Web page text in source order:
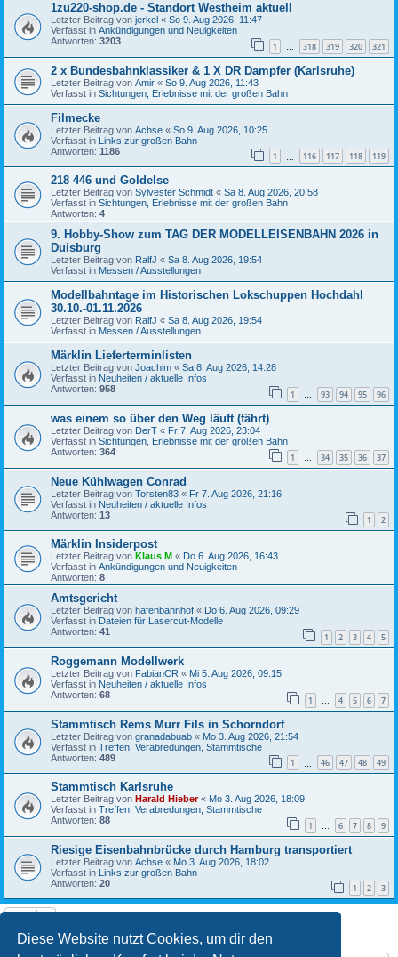
Diese Website nutzt Cookies, um dir den
1zu220-shop.de - Standort Westheim aktuell
Letzter Beitrag von jerkel « So 9. Aug 2026, 11:47
Verfasst in Ankündigungen und Neuigkeiten
Antworten: 3203 1 … 318 319 320 321
2 x Bundesbahnklassiker & 1 X DR Dampfer (Karlsruhe)
Letzter Beitrag von Amir « So 9. Aug 2026, 11:43
Verfasst in Sichtungen, Erlebnisse mit der großen Bahn
Filmecke
Letzter Beitrag von Achse « So 9. Aug 2026, 10:25
Verfasst in Links zur großen Bahn
Antworten: 1186 1 116 117 118 119
218 446 und Goldelse
Letzter Beitrag von Sylvester Schmidt « Sa 8. Aug 2026, 20:58
Verfasst in Sichtungen, Erlebnisse mit der großen Bahn
Antworten: 4
9. Hobby-Show zum TAG DER MODELLEISENBAHN 2026 in
Duisburg
Letzter Beitrag von RalfJ « Sa 8. Aug 2026, 19:54
Verfasst in Messen / Ausstellungen
Modellbahntage im Historischen Lokschuppen Hochdahl
30.10.-01.11.2026
Letzter Beitrag von RalfJ « Sa 8. Aug 2026, 19:54
Verfasst in Messen / Ausstellungen
Märklin Lieferterminlisten
Letzter Beitrag von Joachim « Sa 8. Aug 2026, 14:28
Verfasst in Neuheiten / aktuelle Infos
Antworten: 958 1 … 93 94 95 96
was einem so über den Weg läuft (fährt)
Letzter Beitrag von DerT « Fr 7. Aug 2026, 23:04
Verfasst in Sichtungen, Erlebnisse mit der großen Bahn
Antworten: 364 1 … 34 35 36 37
Neue Kühlwagen Conrad
Letzter Beitrag von Torsten83 « Fr 7. Aug 2026, 21:16
Verfasst in Neuheiten / aktuelle Infos
Antworten: 13 1 2
Märklin Insiderpost
Letzter Beitrag von Klaus M « Do 6. Aug 2026, 16:43
Verfasst in Ankündigungen und Neuigkeiten
Antworten: 8
Amtsgericht
Letzter Beitrag von hafenbahnhof « Do 6. Aug 2026, 09:29
Verfasst in Dateien für Lasercut-Modelle
Antworten: 41 1 2 3 4 5
Roggemann Modellwerk
Letzter Beitrag von FabianCR « Mi 5. Aug 2026, 09:15
Verfasst in Neuheiten / aktuelle Infos
Antworten: 68 1 … 4 5 6 7
Stammtisch Rems Murr Fils in Schorndorf
Letzter Beitrag von granadabuab « Mo 3. Aug 2026, 21:54
Verfasst in Treffen, Verabredungen, Stammtische
Antworten: 489 1 46 47 48 49
Stammtisch Karlsruhe
Letzter Beitrag von Harald Hieber« Mo 3. Aug 2026, 18:09
Verfasst in Treffen, Verabredungen, Stammtische
Antworten: 88 1 … 6 7 8 9
Riesige Eisenbahnbrücke durch Hamburg transportiert
Letzter Beitrag von Achse « Mo 3. Aug 2026, 18:02
Verfasst in Links zur großen Bahn
Antworten: 20 1 2 3
Die Suche ergab 22 Treffer • Seite1von